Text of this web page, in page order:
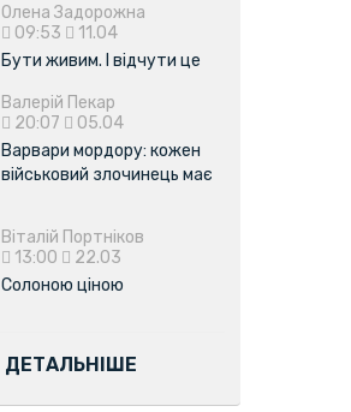
Олена Задорожна
09:53
11.04
Бути живим. І відчути це
Валерій Пекар
20:07
05.04
Варвари мордору: кожен
військовий злочинець має
Віталій Портніков
13:00
22.03
Солоною ціною
ДЕТАЛЬНІШЕ